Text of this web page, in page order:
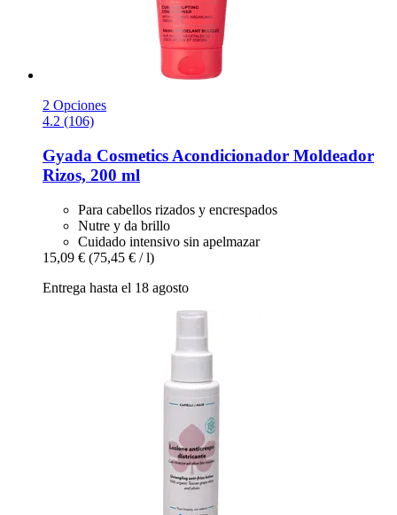
2 Opciones
4.2 (106)
Gyada Cosmetics Acondicionador Moldeador
Rizos, 200 ml
Para cabellos rizados y encrespados
Nutre y da brillo
Cuidado intensivo sin apelmazar
15,09 € (75,45 € / l)
Entrega hasta el 18 agosto